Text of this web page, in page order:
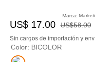
Marca:
US$ 17.00 US$58.00
Sin cargos de importación y
Color: BICOLOR